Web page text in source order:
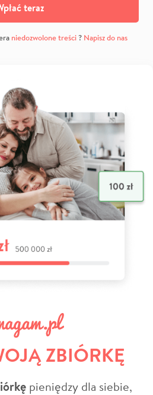
teraz
niedozwolone treści? Napisz do nas
ZBIÓRKĘ
pieniędzy dla siebie,